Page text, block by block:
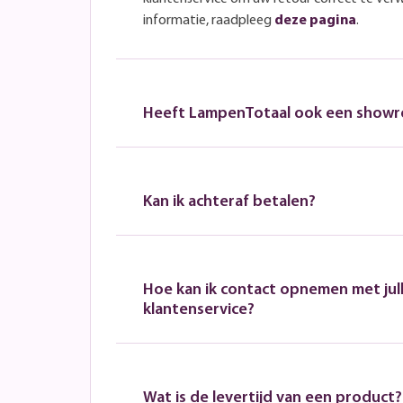
informatie, raadpleeg deze pagina.
Heeft LampenTotaal ook een
Kan ik achteraf betalen?
Hoe kan ik contact opnemen met
klantenservice?
Wat is de levertijd van een product?